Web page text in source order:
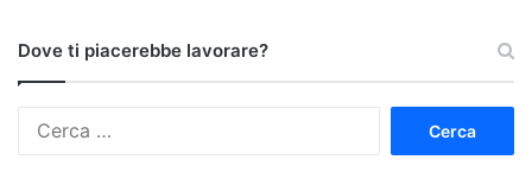
Dove ti piacerebbe lavorare?